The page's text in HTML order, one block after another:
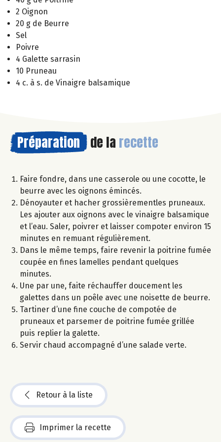
2 Oignon
20 g de Beurre
Sel
Poivre
4 Galette sarrasin
10 Pruneau
4 c. à s. de Vinaigre balsamique
Préparation de la recette
Faire fondre, dans une casserole ou une cocotte, le
beurre avec les oignons émincés.
Dénoyauter et hacher grossièrementles pruneaux.
Les ajouter aux oignons avec le vinaigre balsamique
et l’eau. Saler, poivrer et laisser compoter environ 15
minutes en remuant régulièrement.
Dans le même temps, faire revenir la poitrine fumée
coupée en fines lamelles pendant quelques
minutes.
Une par une, faite réchauffer doucement les
galettes dans un poêle avec une noisette de beurre.
Tartiner d’une fine couche de compotée de
pruneaux et parsemer de poitrine fumée grillée
puis replier la galette.
Servir chaud accompagné d’une salade verte.
Retour à la liste
Imprimer la recette